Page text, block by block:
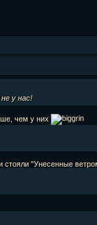
у нас!
чем у них
"Унесенные